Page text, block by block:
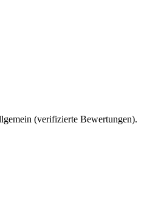
(verifizierte Bewertungen).